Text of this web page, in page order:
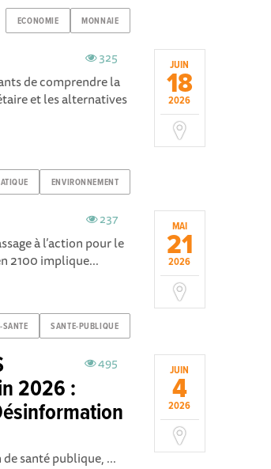
ECONOMIE MONNAIE
JUIN
18
2026
325
de comprendre la
et les alternatives
ENVIRONNEMENT
MAI
21
2026
237
à l’action pour le
2100 implique...
SANTE SANTE-PUBLIQUE
JUIN
4
2026
495
2026 :
santé publique, ...